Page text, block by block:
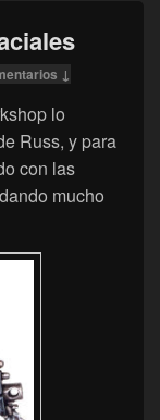
↓
lo
Russ, y para
con las
mucho